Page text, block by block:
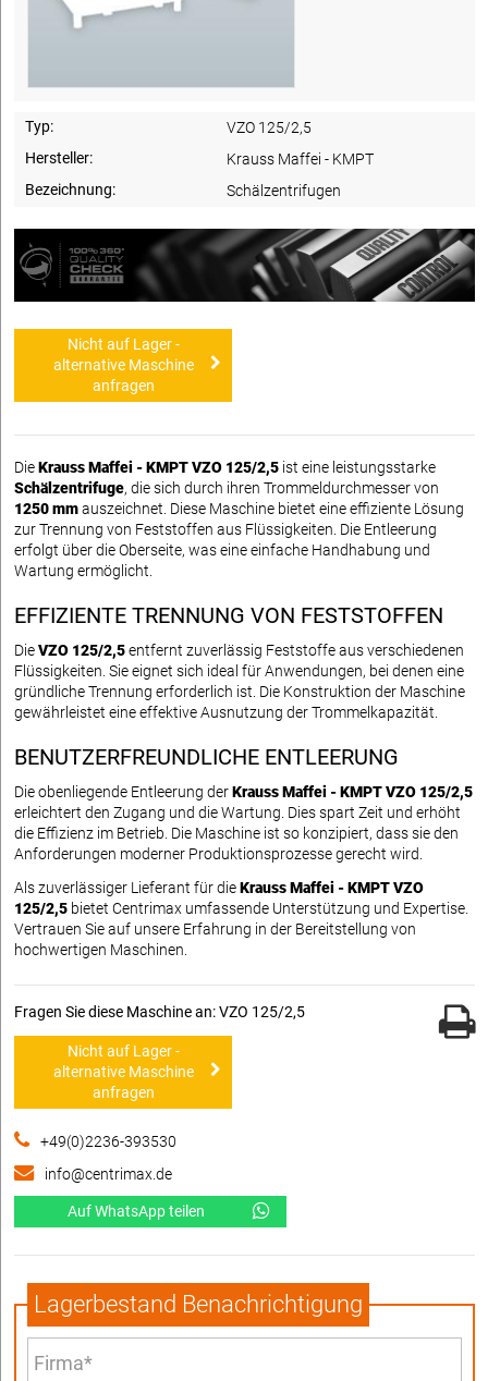
Typ:
VZO 125/2,5
Hersteller:
Krauss Maffei - KMPT
Bezeichnung:
Schälzentrifugen
Nicht auf Lager -
alternative Maschine
anfragen
DieKrauss Maffei - KMPT VZO 125/2,5 ist eine leistungsstarke
Schälzentrifuge, die sich durch ihren Trommeldurchmesser von
1250 mmauszeichnet. Diese Maschine bietet eine effiziente Lösung
zur Trennung von Feststoffen aus Flüssigkeiten. Die Entleerung
erfolgt über die Oberseite, was eine einfache Handhabung und
Wartung ermöglicht.
EFFIZIENTE TRENNUNG VON FESTSTOFFEN
DieVZO 125/2,5entfernt zuverlässig Feststoffe aus verschiedenen
Flüssigkeiten. Sie eignet sich ideal für Anwendungen, bei denen eine
gründliche Trennung erforderlich ist. Die Konstruktion der Maschine
gewährleistet eine effektive Ausnutzung der Trommelkapazität.
BENUTZERFREUNDLICHE ENTLEERUNG
Die obenliegende Entleerung derKrauss Maffei - KMPT VZO 125/2,5
erleichtert den Zugang und die Wartung. Dies spart Zeit und erhöht
die Effizienz im Betrieb. Die Maschine ist so konzipiert, dass sie den
Anforderungen moderner Produktionsprozesse gerecht wird.
Als zuverlässiger Lieferant für dieKrauss Maffei - KMPT VZO
125/2,5 bietet Centrimax umfassende Unterstützung und Expertise.
Vertrauen Sie auf unsere Erfahrung in der Bereitstellung von
hochwertigen Maschinen.
Fragen Sie diese Maschine an: VZO 125/2,5
Nicht auf Lager -
alternative Maschine
anfragen
+49(0)2236-393530
info@centrimax.de
Auf WhatsApp teilen
Lagerbestand Benachrichtigung